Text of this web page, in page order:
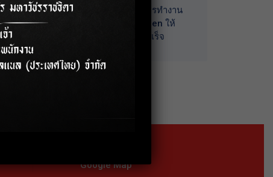
อบรมเทคนิคการทำงาน
ร่วมกับคนทุก Gen ให้
ประสบความสำเร็จ
Google Map